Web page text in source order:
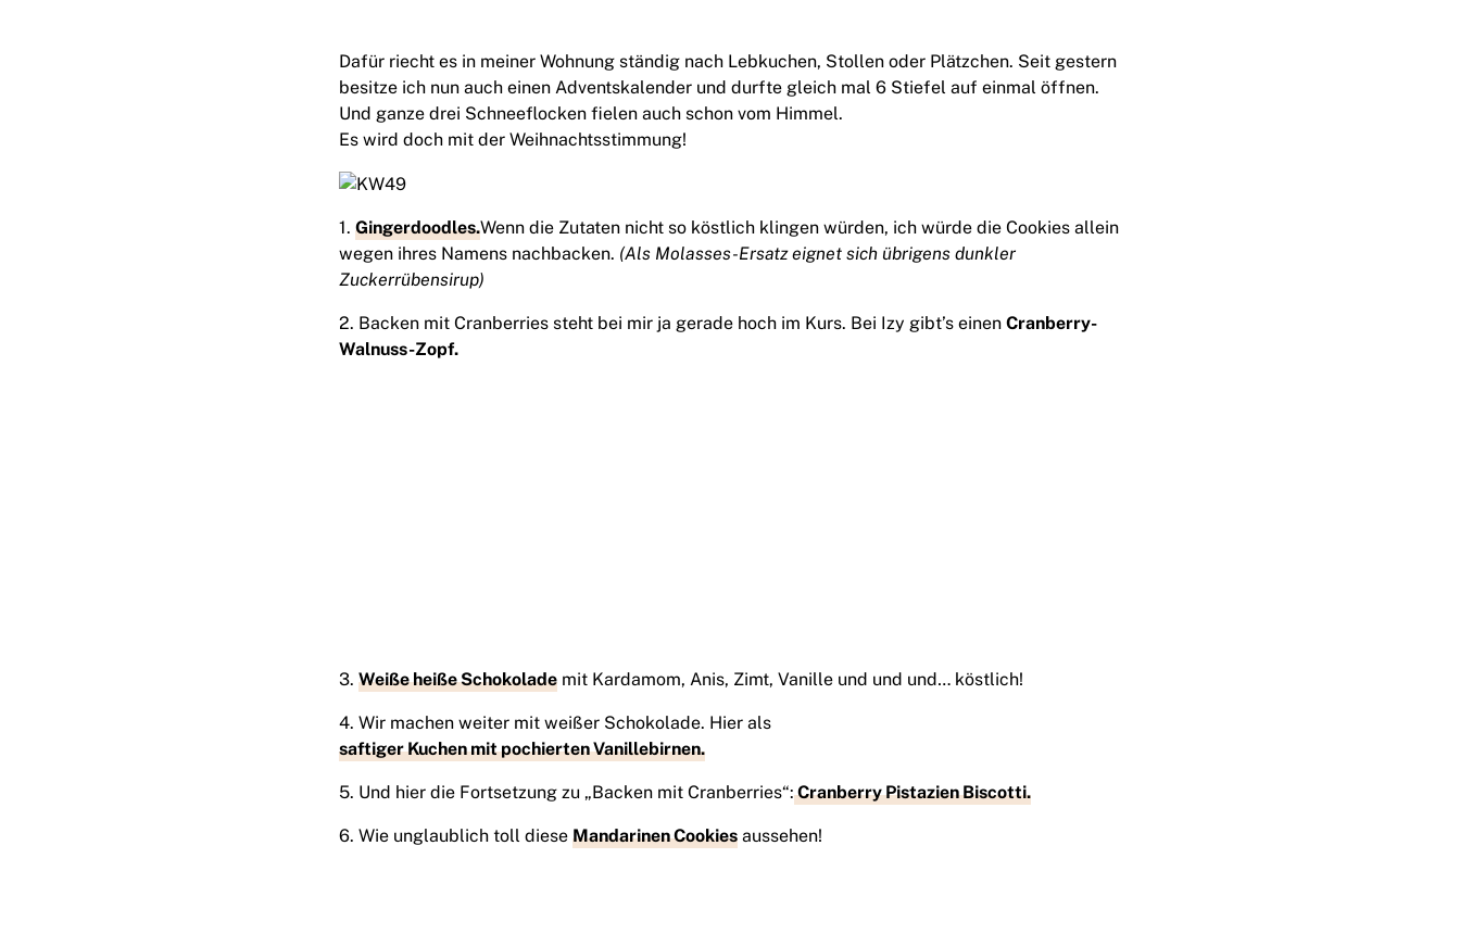
Dafür riecht es in meiner Wohnung ständig nach Lebkuchen, Stollen oder Plätzchen. Seit gestern
besitze ich nun auch einen Adventskalender und durfte gleich mal 6 Stiefel auf einmal öffnen.
Und ganze drei Schneeflocken fielen auch schon vom Himmel.
Es wird doch mit der Weihnachtsstimmung!
1. Gingerdoodles.Wenn die Zutaten nicht so köstlich klingen würden, ich würde die Cookies allein
wegen ihres Namens nachbacken. (Als Molasses-Ersatz eignet sich übrigens dunkler
Zuckerrübensirup)
2. Backen mit Cranberries steht bei mir ja gerade hoch im Kurs. Bei Izy gibt’s einen Cranberry-
Walnuss-Zopf.
3. Weiße heiße Schokolade mit Kardamom, Anis, Zimt, Vanille und und und… köstlich!
4. Wir machen weiter mit weißer Schokolade. Hier als
saftiger Kuchen mit pochierten Vanillebirnen.
5. Und hier die Fortsetzung zu „Backen mit Cranberries“:Cranberry Pistazien Biscotti.
6. Wie unglaublich toll diese Mandarinen Cookies aussehen!